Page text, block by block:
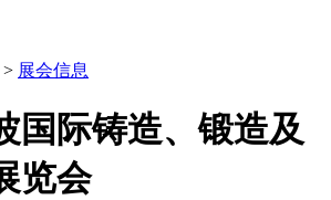
> 展会信息
国际铸造、锻造及
览会